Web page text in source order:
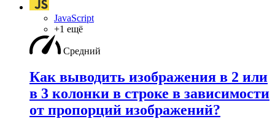
JavaScript
+1 ещё
Средний
Как выводить изображения в 2 или
в 3 колонки в строке в зависимости
от пропорций изображений?